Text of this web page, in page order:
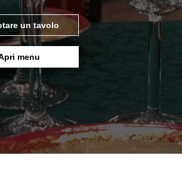
menu
un tavolo